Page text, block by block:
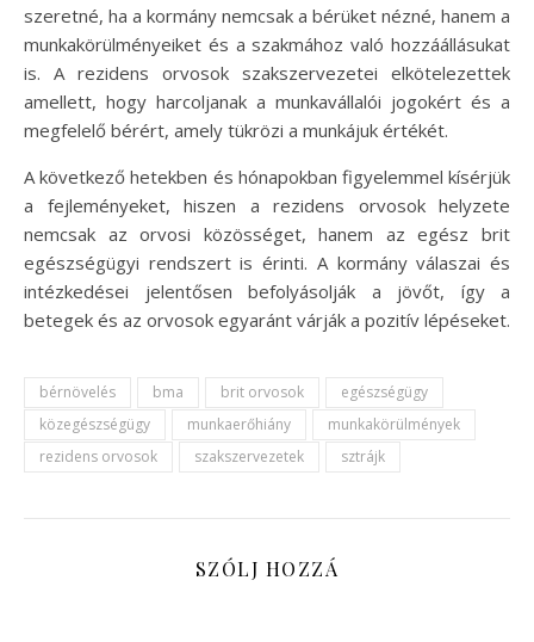
szeretné, ha a kormány nemcsak a bérüket nézné, hanem a
munkakörülményeiket és a szakmához való hozzáállásukat
is. A rezidens orvosok szakszervezetei elkötelezettek
amellett, hogy harcoljanak a munkavállalói jogokért és a
megfelelő bérért, amely tükrözi a munkájuk értékét.
A következő hetekben és hónapokban figyelemmel kísérjük
a fejleményeket, hiszen a rezidens orvosok helyzete
nemcsak az orvosi közösséget, hanem az egész brit
egészségügyi rendszert is érinti. A kormány válaszai és
intézkedései jelentősen befolyásolják a jövőt, így a
betegek és az orvosok egyaránt várják a pozitív lépéseket.
bérnövelés bma brit orvosok
egészségügy
közegészségügy
munkaerőhiány
munkakörülmények
rezidens orvosok
szakszervezetek sztrájk
SZÓLJ HOZZÁ